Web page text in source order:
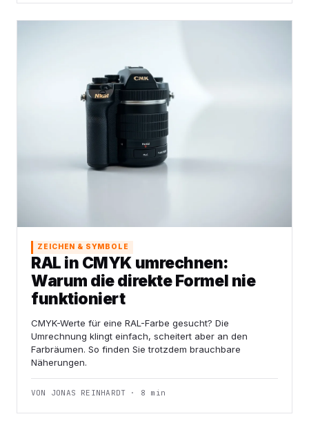
ZEICHEN & SYMBOLE
RAL in CMYK umrechnen:
Warum die direkte Formel nie
funktioniert
CMYK-Werte für eine RAL-Farbe gesucht? Die
Umrechnung klingt einfach, scheitert aber an den
Farbräumen. So finden Sie trotzdem brauchbare
Näherungen.
VON JONAS REINHARDT · 8 min